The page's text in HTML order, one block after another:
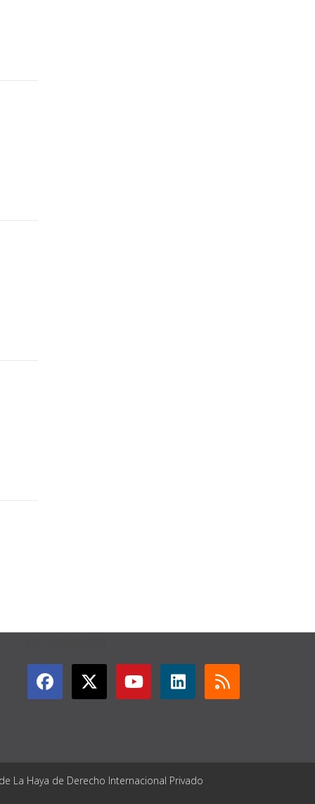
La Haya de Derecho Internacional Privado